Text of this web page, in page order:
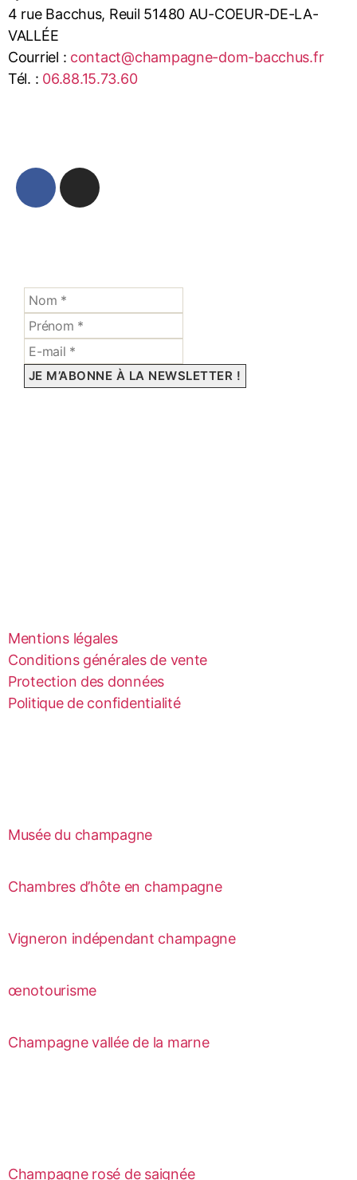
4 rue Bacchus, Reuil 51480 AU-COEUR-DE-LA-
VALLÉE
Courriel : contact@champagne-dom-bacchus.fr
Tél. : 06.88.15.73.60
Mentions légales
Conditions générales de vente
Protection des données
Politique de confidentialité
Musée du champagne
Chambres d’hôte en champagne
Vigneron indépendant champagne
œnotourisme
Champagne vallée de la marne
Champagne rosé de saignée